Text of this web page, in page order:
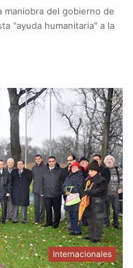
maniobra del gobierno de
"ayuda humanitaria" a la
Internacionales